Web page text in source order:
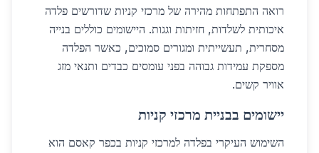
רואה התפתחות מהירה של מרכזי קניות שדורשים פלדה
איכותית לשלדות, חזיתות וגגות. היישומים כוללים בנייה
מסחרית, תעשייתית ומגורים סמוכים, כאשר הפלדה
מספקת עמידות גבוהה בפני עומסים כבדים ותנאי מזג
אוויר קשים.
יישומים בבניית מרכזי קניות
השימוש העיקרי בפלדה למרכזי קניות בכפר קאסם הוא